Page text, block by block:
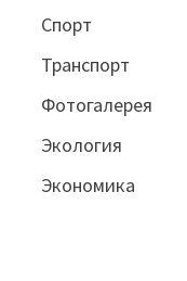
Спорт
Транспорт
Фотогалерея
Экология
Экономика